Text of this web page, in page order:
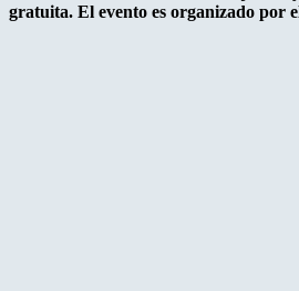
gratuita. El evento es organizado por